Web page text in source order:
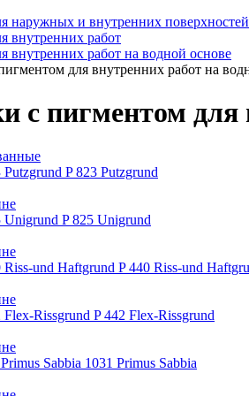
наружных и внутренних поверхностей
внутренних работ
внутренних работ на водной основе
для внутренних работ на
с пигментом для
P 823 Putzgrund
P 825 Unigrund
P 440 Riss-und
P 442 Flex-Rissgrund
1031 Primus Sabbia